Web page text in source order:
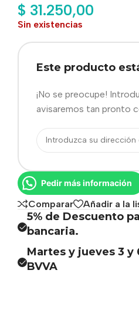
$ 31.250,00
Sin existencias
Este producto
¡No se preocupe!
avisaremos tan pronto
Pedir más información
Comparar Añadir a la
5% de Descuento
bancaria.
Martes y jueves 3
BVVA